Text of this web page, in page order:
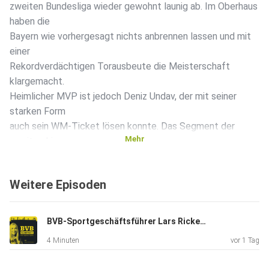
zweiten Bundesliga wieder gewohnt launig ab. Im Oberhaus
haben die
Bayern wie vorhergesagt nichts anbrennen lassen und mit
einer
Rekordverdächtigen Torausbeute die Meisterschaft
klargemacht.
Heimlicher MVP ist jedoch Deniz Undav, der mit seiner
starken Form
auch sein WM-Ticket lösen konnte. Das Segment der
Aufstieg
ausgeglichen ohne klar herausstechende Charaktere,
sodass der MVP
der ...
Mehr
Weitere Episoden
BVB-Sportgeschäftsführer Lars Ricken im Exklusiv-Interview | Das erste Heimspiel der U23
4 Minuten vor 1 Tag